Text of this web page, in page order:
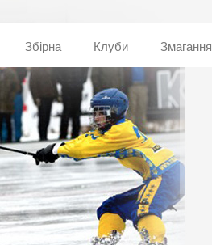
Збірна Клуби Змагання